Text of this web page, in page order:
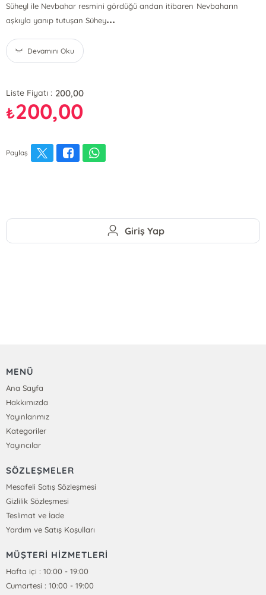
Süheyl ile Nevbahar resmini gördüğü andan itibaren Nevbaharın
aşkıyla yanıp tutuşan Sühey...
Devamını Oku
Liste Fiyatı : 200,00
₺200,00
Paylaş
Giriş Yap
MENÜ
Ana Sayfa
Hakkımızda
Yayınlarımız
Kategoriler
Yayıncılar
SÖZLEŞMELER
Mesafeli Satış Sözleşmesi
Gizlilik Sözleşmesi
Teslimat ve İade
Yardım ve Satış Koşulları
MÜŞTERİ HİZMETLERİ
Hafta içi : 10:00 - 19:00
Cumartesi : 10:00 - 19:00